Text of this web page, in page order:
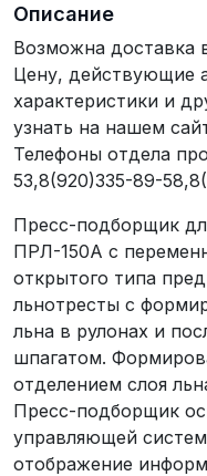
Описание
Возможна доставка
Цену, действующие
характеристики и
узнать на нашем
Телефоны отдела
53,8(920)335-89-
Пресс-подборщик
ПРЛ-150А с
открытого типа
льнотресты с
льна в рулонах и
шпагатом.
отделением слоя
Пресс-подборщик
управляющей
отображение